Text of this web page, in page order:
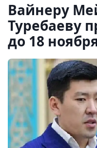
Вайнеру
Туребаеву
до 18